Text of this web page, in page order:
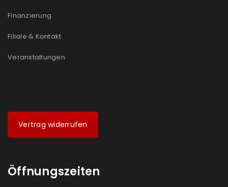
Finanzierung
Filiale & Kontakt
Veranstaltungen
Vertrag widerrufen
Öffnungszeiten